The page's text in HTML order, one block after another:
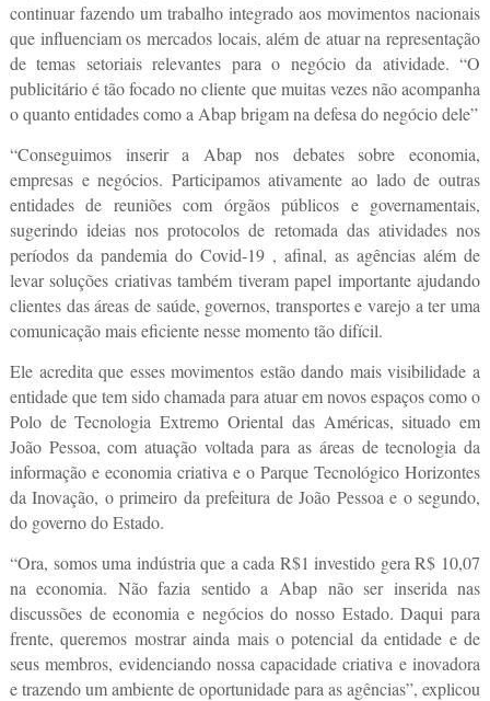
continuar fazendo um trabalho integrado aos movimentos nacionais
que influenciam os mercados locais, além de atuar na representação
de temas setoriais relevantes para o negócio da atividade. “O
publicitário é tão focado no cliente que muitas vezes não acompanha
o quanto entidades como a Abap brigam na defesa do negócio dele”
“Conseguimos inserir a Abap nos debates sobre economia,
empresas e negócios. Participamos ativamente ao lado de outras
entidades de reuniões com órgãos públicos e governamentais,
sugerindo ideias nos protocolos de retomada das atividades nos
períodos da pandemia do Covid-19 , afinal, as agências além de
levar soluções criativas também tiveram papel importante ajudando
clientes das áreas de saúde, governos, transportes e varejo a ter uma
comunicação mais eficiente nesse momento tão difícil.
Ele acredita que esses movimentos estão dando mais visibilidade a
entidade que tem sido chamada para atuar em novos espaços como o
Polo de Tecnologia Extremo Oriental das Américas, situado em
João Pessoa, com atuação voltada para as áreas de tecnologia da
informação e economia criativa e o Parque Tecnológico Horizontes
da Inovação, o primeiro da prefeitura de João Pessoa e o segundo,
do governo do Estado.
“Ora, somos uma indústria que a cada R$1 investido gera R$ 10,07
na economia. Não fazia sentido a Abap não ser inserida nas
discussões de economia e negócios do nosso Estado. Daqui para
frente, queremos mostrar ainda mais o potencial da entidade e de
seus membros, evidenciando nossa capacidade criativa e inovadora
e trazendo um ambiente de oportunidade para as agências”, explicou